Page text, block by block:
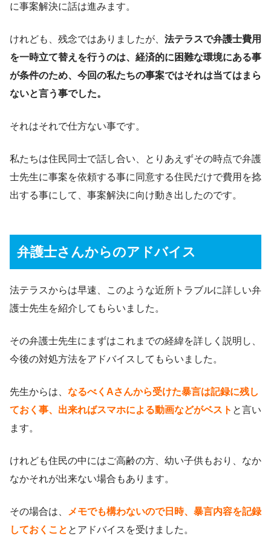
に事案解決に話は進みます。
けれども、残念ではありましたが、 法テラスで弁護士費用
を一時立て替えを行うのは、経済的に困難な環境にある事
が条件のため、今回の私たちの事案ではそれは当てはまら
ないと言う事でした。
それはそれで仕方ない事です。
私たちは住民同士で話し合い、とりあえずその時点で弁護
士先生に事案を依頼する事に同意する住民だけで費用を捻
出する事にして、事案解決に向け動き出したのです。
弁護士さんからのアドバイス
法テラスからは早速、このような近所トラブルに詳しい弁
護士先生を紹介してもらいました。
その弁護士先生にまずはこれまでの経緯を詳しく説明し、
今後の対処方法をアドバイスしてもらいました。
先生からは、 なるべくAさんから受けた暴言は記録に残し
ておく事、出来ればスマホによる動画などがベスト と言い
ます。
けれども住民の中にはご高齢の方、幼い子供もおり、なか
なかそれが出来ない場合もあります。
その場合は、
メモでも構わないので日時、暴言内容を記録
しておくこと とアドバイスを受けました。